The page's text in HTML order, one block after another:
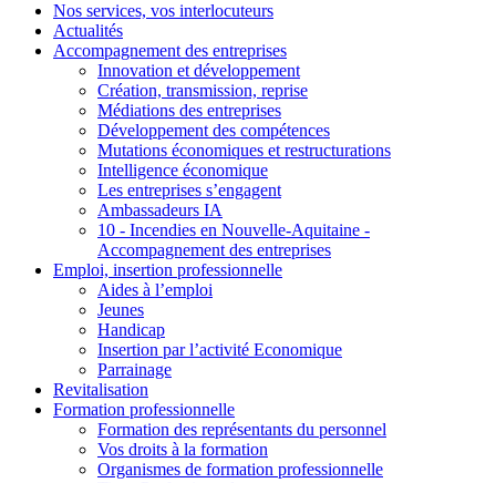
Nos services, vos interlocuteurs
Actualités
Accompagnement des entreprises
Innovation et développement
Création, transmission, reprise
Médiations des entreprises
Développement des compétences
Mutations économiques et restructurations
Intelligence économique
Les entreprises s’engagent
Ambassadeurs IA
10 - Incendies en Nouvelle-Aquitaine -
Accompagnement des entreprises
Emploi, insertion professionnelle
Aides à l’emploi
Jeunes
Handicap
Insertion par l’activité Economique
Parrainage
Revitalisation
Formation professionnelle
Formation des représentants du personnel
Vos droits à la formation
Organismes de formation professionnelle